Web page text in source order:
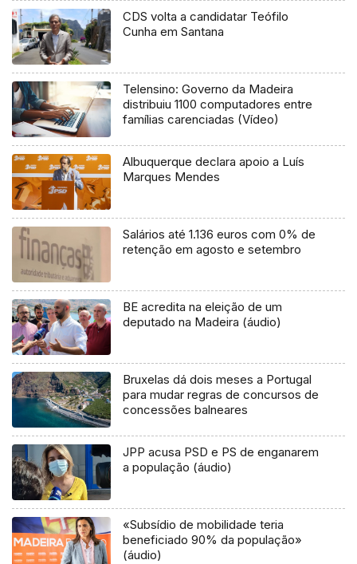
CDS volta a candidatar Teófilo
Cunha em Santana
Telensino: Governo da Madeira
distribuiu 1100 computadores entre
famílias carenciadas (Vídeo)
Albuquerque declara apoio a Luís
Marques Mendes
Salários até 1.136 euros com 0% de
retenção em agosto e setembro
BE acredita na eleição de um
deputado na Madeira (áudio)
Bruxelas dá dois meses a Portugal
para mudar regras de concursos de
concessões balneares
JPP acusa PSD e PS de enganarem
a população (áudio)
«Subsídio de mobilidade teria
beneficiado 90% da população»
(áudio)